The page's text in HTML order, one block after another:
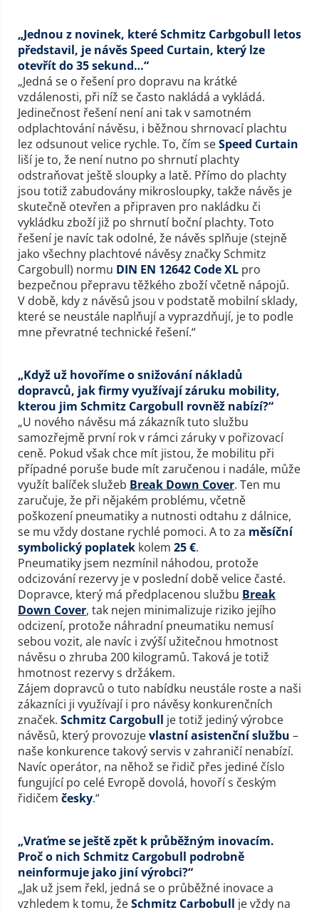
„Jednou z novinek, které Schmitz Carbgobull letos
představil, je návěs Speed Curtain, který lze
otevřít do 35 sekund…“
„Jedná se o řešení pro dopravu na krátké
vzdálenosti, při níž se často nakládá a vykládá.
Jedinečnost řešení není ani tak v samotném
odplachtování návěsu, i běžnou shrnovací plachtu
lez odsunout velice rychle. To, čím seSpeed Curtain
liší je to, že není nutno po shrnutí plachty
odstraňovat ještě sloupky a latě. Přímo do plachty
jsou totiž zabudovány mikrosloupky, takže návěs je
skutečně otevřen a připraven pro nakládku či
vykládku zboží již po shrnutí boční plachty. Toto
řešení je navíc tak odolné, že návěs splňuje (stejně
jako všechny plachtové návěsy značky Schmitz
Cargobull) normu DIN EN 12642 Code XL pro
bezpečnou přepravu těžkého zboží včetně nápojů.
V době, kdy z návěsů jsou v podstatě mobilní sklady,
které se neustále naplňují a vyprazdňují, je to podle
mne převratné technické řešení.“
„Když už hovoříme o snižování nákladů
dopravců, jak firmy využívají záruku mobility,
kterou jim Schmitz Cargobull rovněž nabízí?“
„U nového návěsu má zákazník tuto službu
samozřejmě první rok v rámci záruky v pořizovací
ceně. Pokud však chce mít jistou, že mobilitu při
případné poruše bude mít zaručenou i nadále, může
využít balíček služeb Break Down Cover. Ten mu
zaručuje, že při nějakém problému, včetně
poškození pneumatiky a nutnosti odtahu z dálnice,
se mu vždy dostane rychlé pomoci. A to za měsíční
symbolický poplatek kolem 25 €.
Pneumatiky jsem nezmínil náhodou, protože
odcizování rezervy je v poslední době velice časté.
Dopravce, který má předplacenou službu Break
Down Cover, tak nejen minimalizuje riziko jejího
odcizení, protože náhradní pneumatiku nemusí
sebou vozit, ale navíc i zvýší užitečnou hmotnost
návěsu o zhruba 200 kilogramů. Taková je totiž
hmotnost rezervy s držákem.
Zájem dopravců o tuto nabídku neustále roste a naši
zákazníci ji využívají i pro návěsy konkurenčních
značek. Schmitz Cargobull je totiž jediný výrobce
návěsů, který provozujevlastní asistenční službu –
naše konkurence takový servis v zahraničí nenabízí.
Navíc operátor, na něhož se řidič přes jediné číslo
fungující po celé Evropě dovolá, hovoří s českým
řidičem česky.“
„Vraťme se ještě zpět k průběžným inovacím.
Proč o nich Schmitz Cargobull podrobně
neinformuje jako jiní výrobci?“
„Jak už jsem řekl, jedná se o průběžné inovace a
vzhledem k tomu, žeSchmitz Carbobull je vždy na